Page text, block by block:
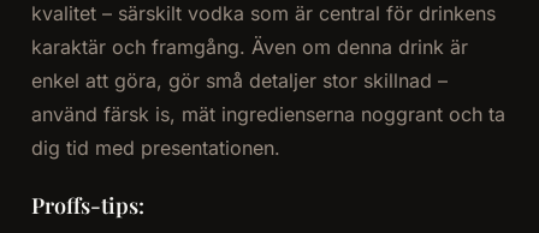
kvalitet – särskilt vodka som är central för drinkens
karaktär och framgång. Även om denna drink är
enkel att göra, gör små detaljer stor skillnad –
använd färsk is, mät ingredienserna noggrant och ta
dig tid med presentationen.
Proffs-tips: